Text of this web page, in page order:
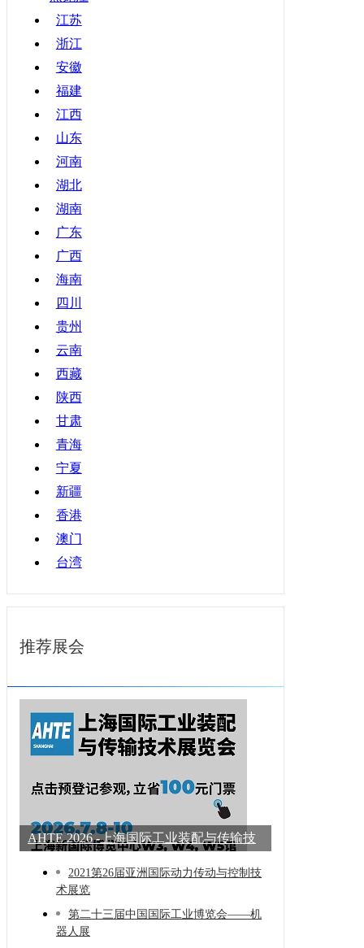
甘肃
青海
宁夏
新疆
香港
澳门
台湾
江苏
浙江
安徽
福建
江西
山东
河南
湖北
湖南
广东
广西
海南
四川
贵州
云南
西藏
陕西
甘肃
青海
宁夏
新疆
香港
澳门
台湾
推荐展会
AHTE 2026 -上海国际工业装配与传输技
2021第26届亚洲国际动力传动与控制技
术展览
第二十三届中国国际工业博览会——机
器人展